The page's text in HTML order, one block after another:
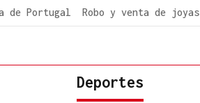
de Portugal Robo y venta de joyas
Deportes